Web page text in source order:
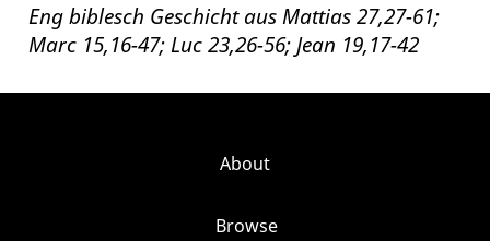
Eng biblesch Geschicht aus Mattias 27,27-61;
Marc 15,16-47; Luc 23,26-56; Jean 19,17-42
About
Browse